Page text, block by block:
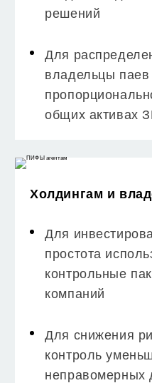
решений
Для
владельцы
общих активах
Холдингам и
Для
простота
контрольные
компаний
Для снижения
контроль
неправомерных